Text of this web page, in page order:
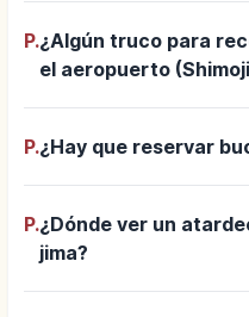
P.¿Algún truco para
el aeropuerto
P.¿Hay que reservar
P.¿Dónde ver un
jima?